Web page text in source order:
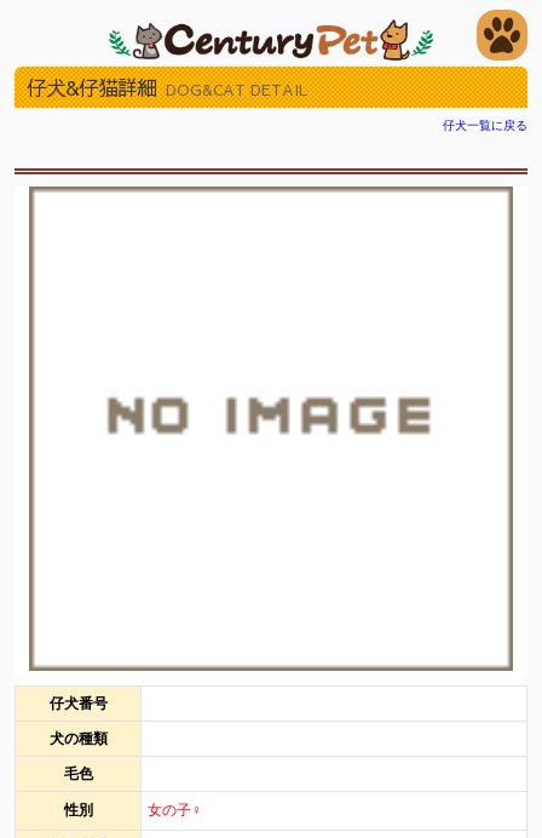
仔犬&仔猫詳細 DOG&CAT DETAIL
仔犬一覧に戻る
仔犬番号
犬の種類
毛色
性別 女の子♀